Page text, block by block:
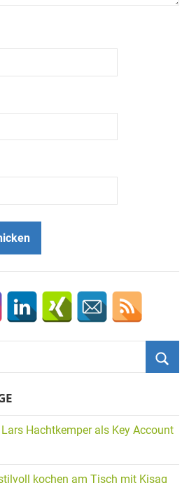
Hachtkemper als Key Account
kochen am Tisch mit Kisag